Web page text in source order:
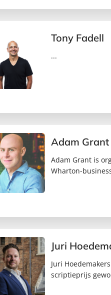
Tony Fadell
...
Adam Grant
Adam Grant is
Wharton-
Juri
Juri
scriptieprijs